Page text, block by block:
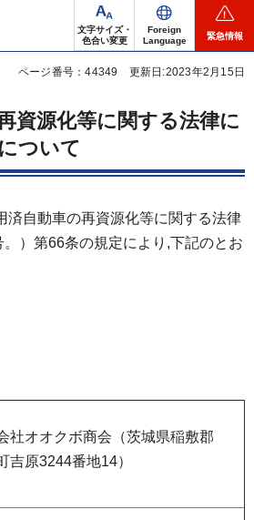
文字サイズ・
色合い変更
Foreign
Language
緊急情報
ページ番号：44349 更新日:2023年2月15日
資源化等に関する法律に
ついて
済自動車の再資源化等に関する法律
。）第66条の規定により,下記のとお
社オオクボ商会（茨城県稲敷郡
吉原3244番地14）